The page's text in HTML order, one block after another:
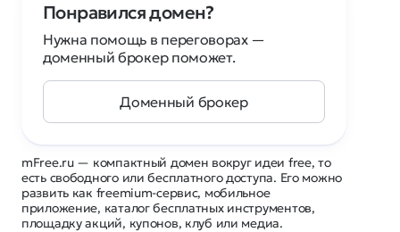
mFree.ru — компактный домен вокруг идеи free, то
есть свободного или бесплатного доступа. Его можно
развить как freemium-сервис, мобильное
приложение, каталог бесплатных инструментов,
площадку акций, купонов, клуб или медиа.
Понравился домен?
Нужна помощь в переговорах —
доменный брокер поможет.
Доменный брокер